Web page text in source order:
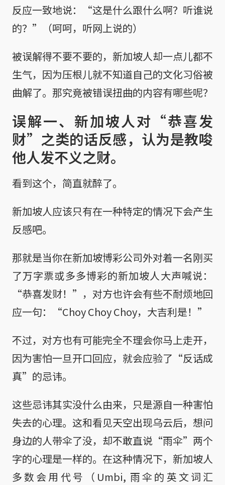
反应一致地说：“这是什么跟什么啊？听谁说
的？”（呵呵，听网上说的）
被误解得不要不要的，新加坡人却一点儿都不
生气，因为压根儿就不知道自己的文化习俗被
曲解了。那究竟被错误扭曲的内容有哪些呢？
误解一、新加坡人对“恭喜发
财”之类的话反感，认为是教唆
他人发不义之财。
看到这个，简直就醉了。
新加坡人应该只有在一种特定的情况下会产生
反感吧。
那就是当你在新加坡博彩公司外对着一名刚买
了万字票或多多博彩的新加坡人大声喊说：
“恭喜发财！”，对方也许会有些不耐烦地回
应一句：“Choy Choy Choy，大吉利是！”
不过，对方也有可能完全不理会你马上走开，
因为害怕一旦开口回应，就会应验了“反话成
真”的忌讳。
这些忌讳其实没什么由来，只是源自一种害怕
失去的心理。这和看见天空出现乌云后，想问
身边的人带伞了没，却不敢直说“雨伞”两个
字的心理是一样的。在这种情况下，新加坡人
多数会用代号（Umbi, 雨伞的英文词汇